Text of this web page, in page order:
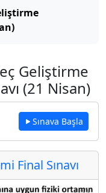
Geliştirme
(21 Nisan)
Sınava Başla
Final Sınavı